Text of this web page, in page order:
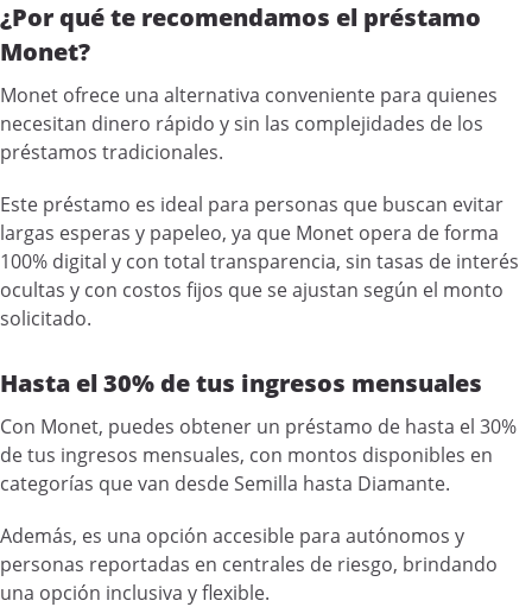
¿Por qué te recomendamos el préstamo
Monet?
Monet ofrece una alternativa conveniente para quienes
necesitan dinero rápido y sin las complejidades de los
préstamos tradicionales.
Este préstamo es ideal para personas que buscan evitar
largas esperas y papeleo, ya que Monet opera de forma
100% digital y con total transparencia, sin tasas de interés
ocultas y con costos fijos que se ajustan según el monto
solicitado.
Hasta el 30% de tus ingresos mensuales
Con Monet, puedes obtener un préstamo de hasta el 30%
de tus ingresos mensuales, con montos disponibles en
categorías que van desde Semilla hasta Diamante.
Además, es una opción accesible para autónomos y
personas reportadas en centrales de riesgo, brindando
una opción inclusiva y flexible.